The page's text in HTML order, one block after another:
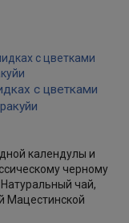
с цветками
календулы и
черному
чай,
Мацестинской